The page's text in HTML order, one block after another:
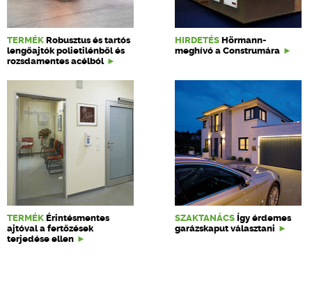
TERMÉK Robusztus és tartós
lengőajtók polietilénből és
rozsdamentes acélból
HIRDETÉS Hörmann-
meghívó a Construmára
TERMÉK Érintésmentes
ajtóval a fertőzések
terjedése ellen
SZAKTANÁCS Így érdemes
garázskaput választani